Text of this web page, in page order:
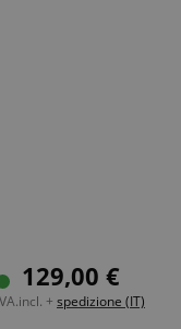
129,00 €
+ spedizione (IT)